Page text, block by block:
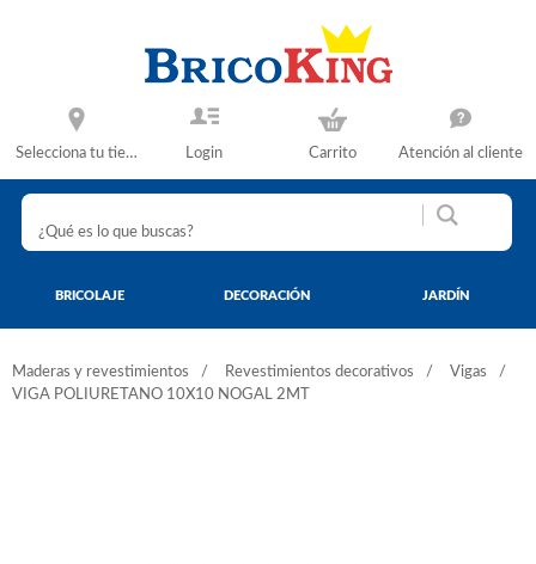
Selecciona tu tienda Login Carrito Atención al cliente
BRICOLAJE DECORACIÓN JARDÍN
Maderas y revestimientos Revestimientos decorativos
Vigas
VIGA POLIURETANO 10X10 NOGAL 2MT